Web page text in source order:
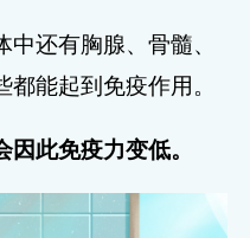
还有胸腺、骨髓、
能起到免疫作用。
此免疫力变低。